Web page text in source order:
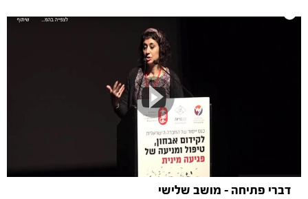
דברי פתיחה - מושב שלישי